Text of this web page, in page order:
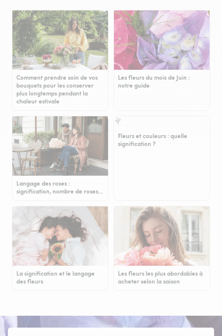
Comment prendre soin de vos
bouquets pour les conserver
plus longtemps pendant la
chaleur estivale
Les fleurs du mois de Juin :
notre guide
Langage des roses :
signification, nombre de roses…
Fleurs et couleurs : quelle
signification ?
La signification et le langage
des fleurs
Les fleurs les plus abordables à
acheter selon la saison